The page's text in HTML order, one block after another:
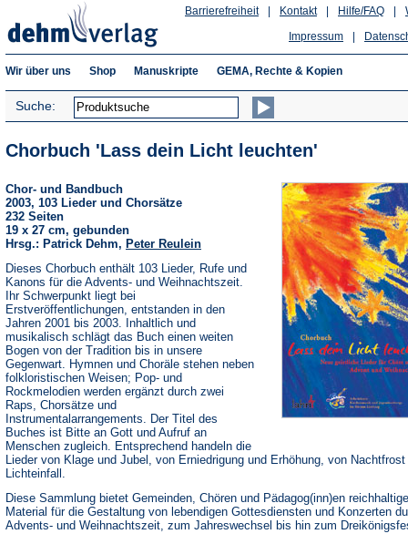
Hilfe/FAQ
Kontakt
Barrierefreiheit
Impressum
Wir über uns Shop Manuskripte GEMA, Rechte & Kopien
Suche:
Chorbuch 'Lass dein Licht leuchten'
Chor- und Bandbuch
2003, 103 Lieder und Chorsätze
232 Seiten
19 x 27 cm, gebunden
Hrsg.: Patrick Dehm, Peter Reulein
Dieses Chorbuch enthält 103 Lieder, Rufe und
Kanons für die Advents- und Weihnachtszeit.
Ihr Schwerpunkt liegt bei
Erstveröffentlichungen, entstanden in den
Jahren 2001 bis 2003. Inhaltlich und
musikalisch schlägt das Buch einen weiten
Bogen von der Tradition bis in unsere
Gegenwart. Hymnen und Choräle stehen neben
folkloristischen Weisen; Pop- und
Rockmelodien werden ergänzt durch zwei
Raps, Chorsätze und
Instrumentalarrangements. Der Titel des
Buches ist Bitte an Gott und Aufruf an
Menschen zugleich. Entsprechend handeln die
Lieder von Klage und Jubel, von Erniedrigung und Erhöhung, von Nachtfrost
Lichteinfall.
Diese Sammlung bietet Gemeinden, Chören und Pädagog(inn)en
Material für die Gestaltung von lebendigen Gottesdiensten und Konzerten
Advents- und Weihnachtszeit, zum Jahreswechsel bis hin zum